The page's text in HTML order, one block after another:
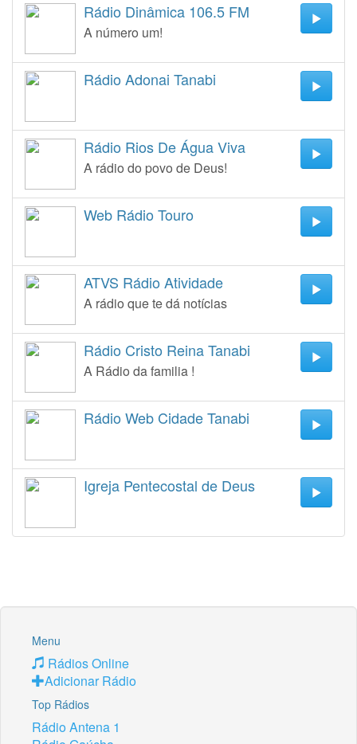
Rádio Dinâmica 106.5 FM
A número um!
Rádio Adonai Tanabi
Rádio Rios De Água Viva
A rádio do povo de Deus!
Web Rádio Touro
ATVS Rádio Atividade
A rádio que te dá notícias
Rádio Cristo Reina Tanabi
A Rádio da familia !
Rádio Web Cidade Tanabi
Igreja Pentecostal de Deus
Menu
Rádios Online
Adicionar Rádio
Top Rádios
Rádio Antena 1